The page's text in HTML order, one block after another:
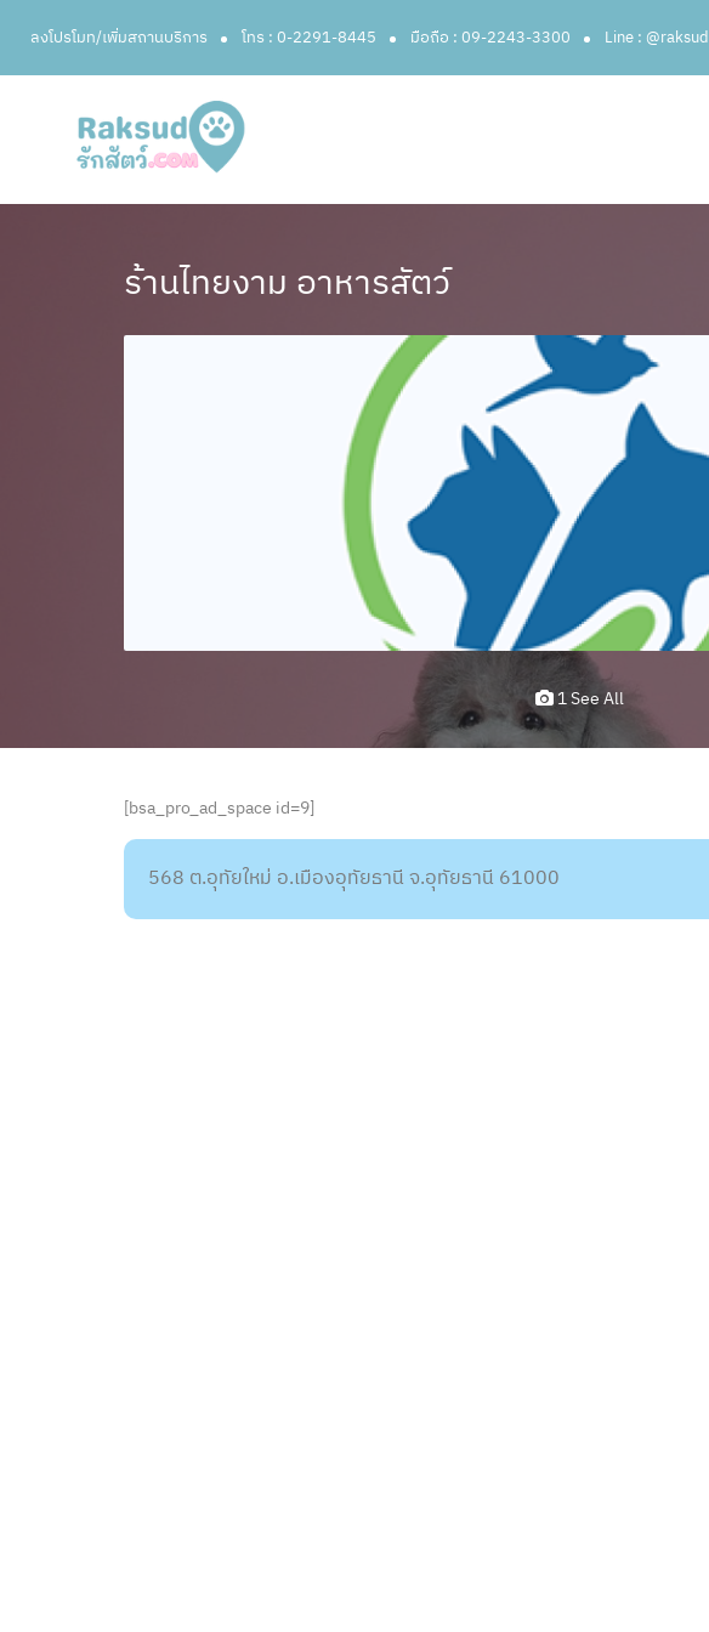
ลงโปรโมท/เพิ่มสถานบริการ โทร : 0-2291-8445 มือถือ : 09-2243-3300 Line : @raksud
ร้านไทยงาม​ อาหารสัตว์
1 See All
[bsa_pro_ad_space id=9]
568 ต.อุทัยใหม่ อ.เมืองอุทัยธานี จ.อุทัยธานี 61000